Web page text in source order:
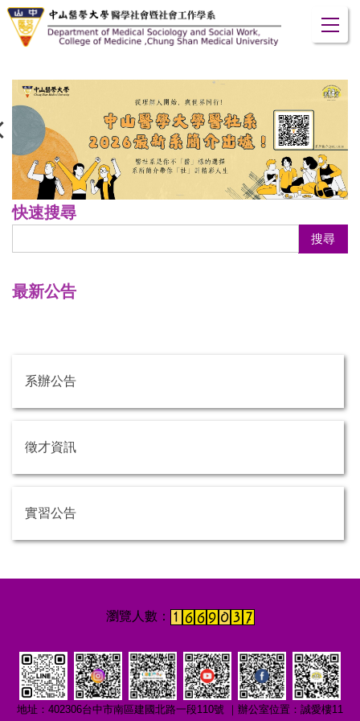
跳
到
容
區
快速搜尋
搜尋
最新公告
系辦公告
徵才資訊
實習公告
地址：402306台中市南區建國北路一段110號 ｜辦公室位置：誠愛樓11